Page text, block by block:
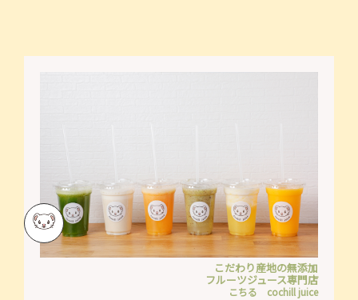
こだわり産地の無添加
フルーツジュース専門店
こちる cochill juice